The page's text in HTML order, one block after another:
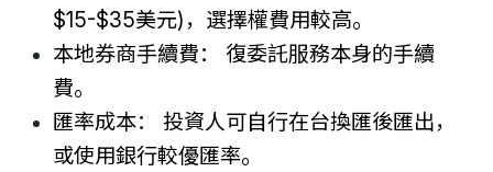
$15-$35美元)，選擇權費用較高。
本地券商手續費： 復委託服務本身的手續
費。
匯率成本： 投資人可自行在台換匯後匯出，
或使用銀行較優匯率。